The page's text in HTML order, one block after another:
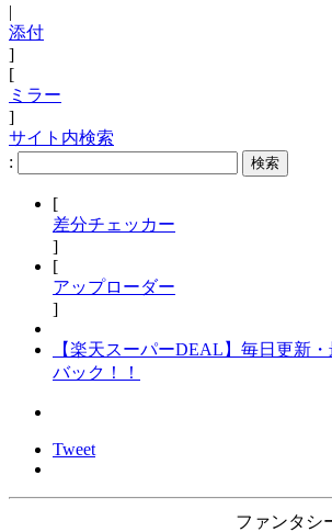
|
添付
]
[
ミラー
]
サイト内検索
:
[
差分チェッカー
]
[
アップローダー
]
【楽天スーパーDEAL】毎日更新
バック！！
Tweet
ファンタシ